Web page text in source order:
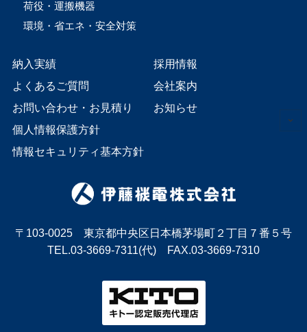
荷役・運搬機器
環境・省エネ・安全対策
納入実績
よくあるご質問
お問い合わせ・お見積り
個人情報保護方針
情報セキュリティ基本方針
採用情報
会社案内
お知らせ
〒103-0025 東京都中央区日本橋茅場町２丁目７番５号
TEL.03-3669-7311(代) FAX.03-3669-7310